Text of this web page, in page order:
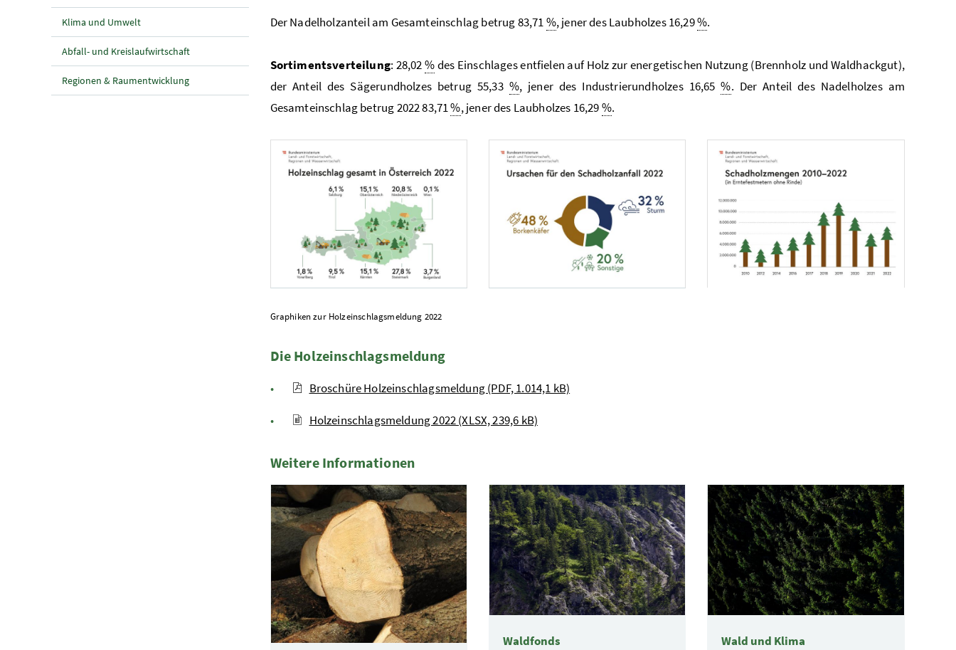
Klima und Umwelt
Abfall- und Kreislaufwirtschaft
Regionen & Raumentwicklung
Der Nadelholzanteil am Gesamteinschlag betrug 83,71%, jener des Laubholzes 16,29%.
Sortimentsverteilung: 28,02%des Einschlages entfielen auf Holz zur energetischen Nutzung (Brennholz und Waldhackgut),
der Anteil des Sägerundholzes betrug 55,33 %, jener des Industrierundholzes 16,65%. Der Anteil des Nadelholzes am
Gesamteinschlag betrug 2022 83,71%, jener des Laubholzes 16,29%.
Graphiken zur Holzeinschlagsmeldung 2022
Die Holzeinschlagsmeldung
Broschüre Holzeinschlagsmeldung (PDF, 1.014,1 kB)
Holzeinschlagsmeldung 2022 (XLSX, 239,6 kB)
Weitere Informationen
3 Elemente
Waldfonds Wald und Klima